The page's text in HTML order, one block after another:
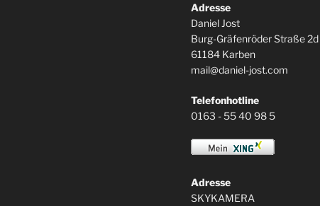
Adresse
Daniel Jost
Burg-Gräfenröder Straße 2d
61184 Karben
mail@daniel-jost.com
Telefonhotline
0163 - 55 40 98 5
Adresse
SKYKAMERA